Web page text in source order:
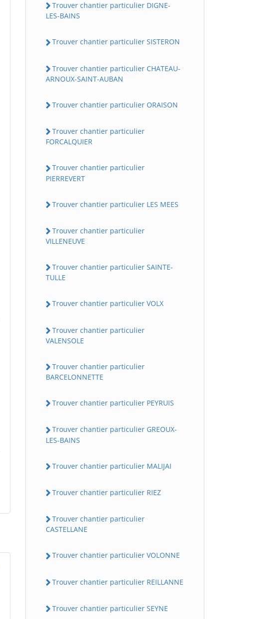
Trouver chantier particulier DIGNE-
LES-BAINS
Trouver chantier particulier SISTERON
Trouver chantier particulier CHATEAU-
ARNOUX-SAINT-AUBAN
Trouver chantier particulier ORAISON
Trouver chantier particulier
FORCALQUIER
Trouver chantier particulier
PIERREVERT
Trouver chantier particulier LES MEES
Trouver chantier particulier
VILLENEUVE
Trouver chantier particulier SAINTE-
TULLE
Trouver chantier particulier VOLX
Trouver chantier particulier
VALENSOLE
Trouver chantier particulier
BARCELONNETTE
Trouver chantier particulier PEYRUIS
Trouver chantier particulier GREOUX-
LES-BAINS
Trouver chantier particulier MALIJAI
Trouver chantier particulier RIEZ
Trouver chantier particulier
CASTELLANE
Trouver chantier particulier VOLONNE
Trouver chantier particulier REILLANNE
Trouver chantier particulier SEYNE